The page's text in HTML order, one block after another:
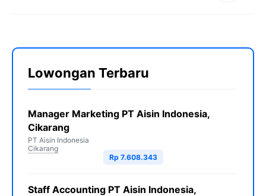
Lowongan Terbaru
Manager Marketing PT Aisin Indonesia,
Cikarang
PT Aisin Indonesia
Cikarang
Rp 7.608.343
Staff Accounting PT Aisin Indonesia,